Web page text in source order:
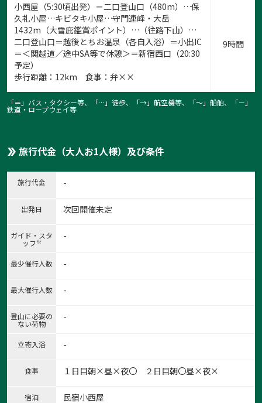
小西屋（5:30頃出発）＝二口登山口（480m）…保
久礼小屋…キビタキ小屋…守門連峰・大岳
1432m（大雪庇鑑賞ポイント）…（往路下山）…
二口登山口＝越後とちお温泉（各自入浴）＝小出IC
＝＜関越道／途中SA等で休憩＞＝新宿西口（20:30
予定）
歩行距離：12km 食事：弁××
9時間
「＝」バス・タクシー等、「…」徒歩、「→」航空機等、「〜」船舶、「－」
鉄道・ロープウェイ等
旅行代金（大人お1人様）及び条件
旅行代金 -
出発日 次回開催未定
ガイド・スタ
ッフ※ -
最少催行人数 -
最大催行人数 -
登山に必要の
ない荷物
-
立寄入浴 -
食事 １日目朝×昼×夜〇 ２日目朝〇昼×夜×
宿泊 民宿小西屋